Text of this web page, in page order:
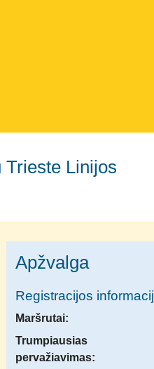
Apžvalga
Registracijos
Maršrutai:
Trumpiausias
pervažiavimas: